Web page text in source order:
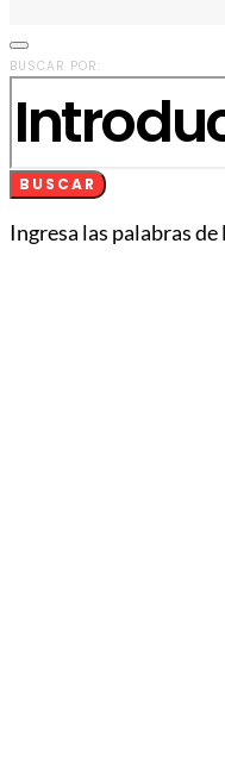
BUSCAR POR:
BUSCAR
Ingresa las palabras